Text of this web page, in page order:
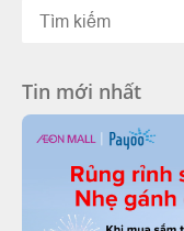
ĐỐI TÁC
Tin mới nhất